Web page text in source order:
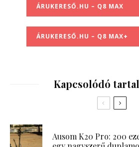
ÁRUKERESŐ.HU – Q8 MAX
ÁRUKERESŐ.HU – Q8 MAX+
Kapcsolódó
Ausom K20 Pro: 200